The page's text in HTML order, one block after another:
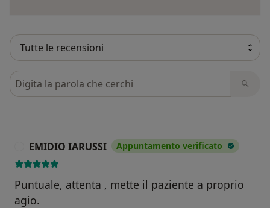
Cerca nelle recensioni
EMIDIO IARUSSI Appuntamento verificato
Puntuale, attenta , mette il paziente a proprio
agio.